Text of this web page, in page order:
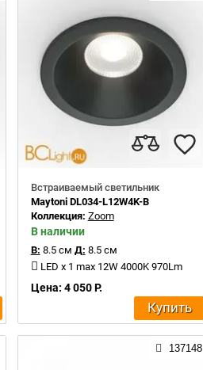
Встраиваемый светильник
Maytoni DL034-L12W4K-B
Коллекция: Zoom
В наличии
В: 8.5 см Д: 8.5 см
LED x 1 max 12W 4000K 970Lm
Цена: 4 050 Р.
Купить
137148